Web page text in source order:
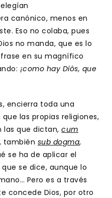
canónico, menos en
Eso no colaba, pues
no manda, que es lo
en su magnífico
¡como hay Diós, que
encierra toda una
las propias religiones,
las que dictan,cum
también sub dogma,
se ha de aplicar el
se dice, aunque lo
Pero es a través
concede Dios, por otro